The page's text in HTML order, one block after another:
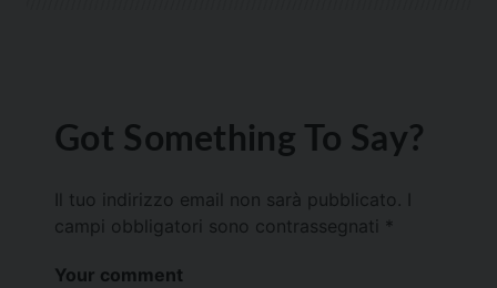
Got Something To Say?
Il tuo indirizzo email non sarà pubblicato.
campi obbligatori sono contrassegnati *
Your comment